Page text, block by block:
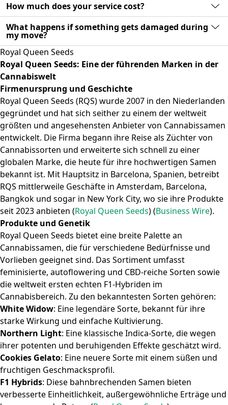
How much does your service cost?
What happens if something gets damaged during
my move?
Royal Queen Seeds
Royal Queen Seeds: Eine der führenden Marken in der
Cannabiswelt
Firmenursprung und Geschichte
Royal Queen Seeds (RQS) wurde 2007 in den Niederlanden
gegründet und hat sich seither zu einem der weltweit
größten und angesehensten Anbieter von Cannabissamen
entwickelt. Die Firma begann ihre Reise als Züchter von
Cannabissorten und erweiterte sich schnell zu einer
globalen Marke, die heute für ihre hochwertigen Samen
bekannt ist. Mit Hauptsitz in Barcelona, Spanien, betreibt
RQS mittlerweile Geschäfte in Amsterdam, Barcelona,
Bangkok und sogar in New York City, wo sie ihre Produkte
seit 2023 anbieten​ (Royal Queen Seeds)(Business Wire).
Produkte und Genetik
Royal Queen Seeds bietet eine breite Palette an
Cannabissamen, die für verschiedene Bedürfnisse und
Vorlieben geeignet sind. Das Sortiment umfasst
feminisierte, autoflowering und CBD-reiche Sorten sowie
die weltweit ersten echten F1-Hybriden im
Cannabisbereich. Zu den bekanntesten Sorten gehören:
White Widow: Eine legendäre Sorte, bekannt für ihre
starke Wirkung und einfache Kultivierung.
Northern Light: Eine klassische Indica-Sorte, die wegen
ihrer potenten und beruhigenden Effekte geschätzt wird.
Cookies Gelato: Eine neuere Sorte mit einem süßen und
fruchtigen Geschmacksprofil.
F1 Hybrids: Diese bahnbrechenden Samen bieten
verbesserte Einheitlichkeit, außergewöhnliche Erträge und